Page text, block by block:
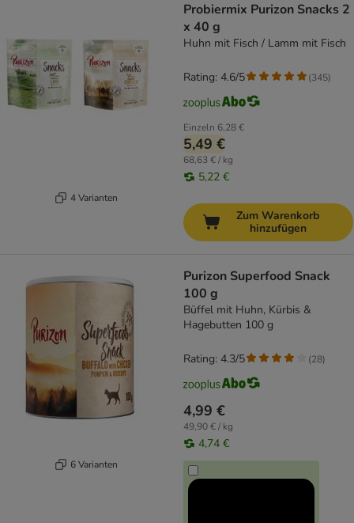
4 Varianten
Probiermix Purizon Snacks 2
x 40 g
Huhn mit Fisch / Lamm mit Fisch
Einzeln 6,28 €
5,49 €
68,63 € / kg
5,22 €
Rating: 4.6/5 (345)
Zum Warenkorb
hinzufügen
6 Varianten
Purizon Superfood Snack
100 g
Büffel mit Huhn, Kürbis &
Hagebutten 100 g
4,99 €
49,90 € / kg
4,74 €
Rating: 4.3/5 (28)